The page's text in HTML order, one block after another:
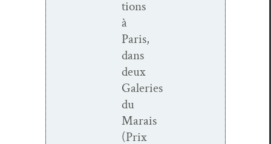
tions
à
Paris,
dans
deux
Galeries
du
Marais
(Prix